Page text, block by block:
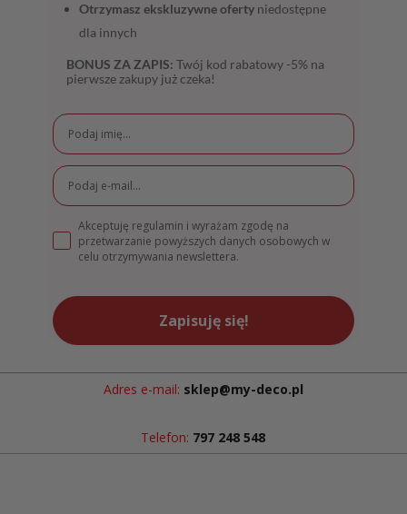
Otrzymasz ekskluzywne oferty niedostępne
dla innych
BONUS ZA ZAPIS: Twój kod rabatowy -5% na
pierwsze zakupy już czeka!
Akceptuję regulamin i wyrażam zgodę na
przetwarzanie powyższych danych osobowych w
celu otrzymywania newslettera.
Zapisuję się!
Adres e-mail: sklep@my-deco.pl
Telefon: 797 248 548